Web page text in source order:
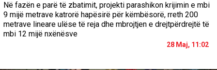
Në fazën e parë të zbatimit, projekti parashikon krijimin e mbi
9 mijë metrave katrorë hapësirë për këmbësorë, rreth 200
metrave lineare ulëse të reja dhe mbrojtjen e drejtpërdrejtë të
mbi 12 mijë nxënësve
28 Maj, 11:02